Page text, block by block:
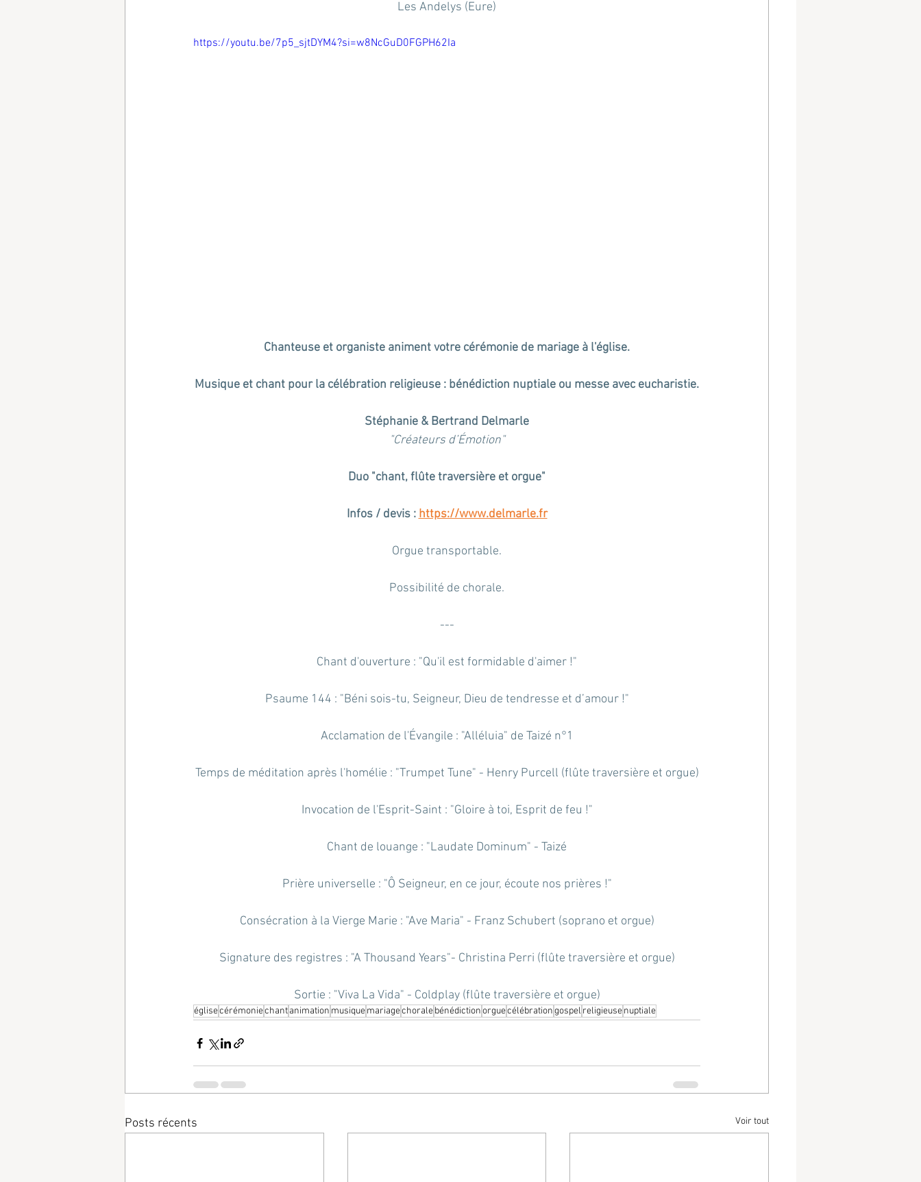
Les Andelys (Eure)
https://youtu.be/7p5_sjtDYM4?si=w8NcGuD0FGPH62Ia
Chanteuse et organiste animent votre cérémonie de mariage à l'église.
Musique et chant pour la célébration religieuse : bénédiction nuptiale ou messe avec eucharistie.
Stéphanie & Bertrand Delmarle
"Créateurs d’Émotion"
Duo "chant, flûte traversière et orgue"
Infos / devis : https://www.delmarle.fr
Orgue transportable.
Possibilité de chorale.
---
Chant d'ouverture : "Qu'il est formidable d'aimer !"
Psaume 144 : "Béni sois-tu, Seigneur, Dieu de tendresse et d’amour !"
Acclamation de l'Évangile : "Alléluia" de Taizé n°1
Temps de méditation après l'homélie : "Trumpet Tune" - Henry Purcell (flûte traversière et orgue)
Invocation de l'Esprit-Saint : "Gloire à toi, Esprit de feu !"
Chant de louange : "Laudate Dominum" - Taizé
Prière universelle : "Ô Seigneur, en ce jour, écoute nos prières !"
Consécration à la Vierge Marie : "Ave Maria" - Franz Schubert (soprano et orgue)
Signature des registres : "A Thousand Years"- Christina Perri (flûte traversière et orgue)
Sortie : "Viva La Vida" - Coldplay (flûte traversière et orgue)
églisecérémoniechantanimation musiquemariagechoralebénédictionorguecélébrationgospel religieusenuptiale
Posts récents Voir tout